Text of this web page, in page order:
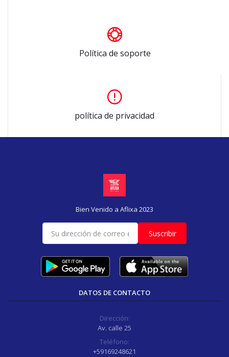
Política de soporte
política de privacidad
Bien Venido a Aflixa 2023
Suscribir
DATOS DE CONTACTO
Dirección:
Av. calle 25
Teléfono:
+59169248621